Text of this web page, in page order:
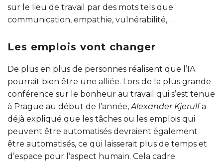
sur le lieu de travail par des mots tels que
communication, empathie, vulnérabilité, …
Les emplois vont changer
De plus en plus de personnes réalisent que l’IA
pourrait bien être une alliée. Lors de la plus grande
conférence sur le bonheur au travail qui s’est tenue
à Prague au début de l’année,Alexander Kjerulfa
déjà expliqué que les tâches ou les emplois qui
peuvent être automatisés devraient également
être automatisés, ce qui laisserait plus de temps et
d’espace pour l’aspect humain. Cela cadre